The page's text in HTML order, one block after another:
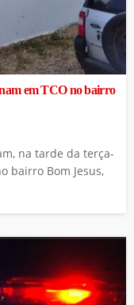
em TCO no bairro
na tarde da terça-
bairro Bom Jesus,